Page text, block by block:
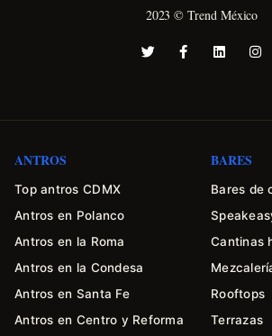
2023 © Trend México
ANTROS
Top antros CDMX
Antros en Polanco
Antros en la Roma
Antros en la Condesa
Antros en Santa Fe
Antros en Centro y Reforma
BARES
Bares de
Cantinas
Rooftops
Terrazas